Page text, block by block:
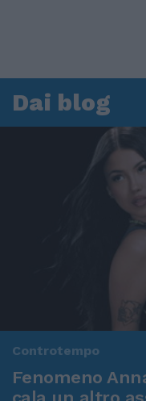
Dai blog
Controtempo
Fenomeno